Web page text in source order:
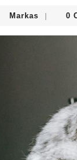
Markas Markas0